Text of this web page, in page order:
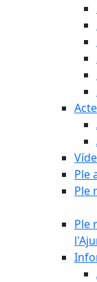
Ple
Ple
Ple